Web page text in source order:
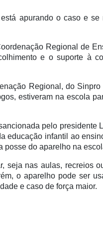
apurando o caso e se
Regional de
e o suporte à
Regional, do
estiveram na escola
pelo presidente
educação infantil ao
do aparelho na
seja nas aulas, recreios
o aparelho pode ser
e caso de força maior.